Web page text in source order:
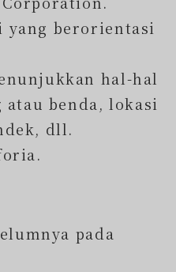
yang berorientasi
hal-hal
benda, lokasi
dll.
pada